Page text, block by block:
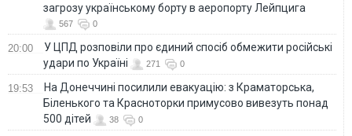
загрозу українському борту в аеропорту Лейпцига
567 0
20:00
У ЦПД розповіли про єдиний спосіб обмежити російські
удари по Україні
271 0
19:53
На Донеччині посилили евакуацію: з Краматорська,
Біленького та Красноторки примусово вивезуть понад
500 дітей
38 0